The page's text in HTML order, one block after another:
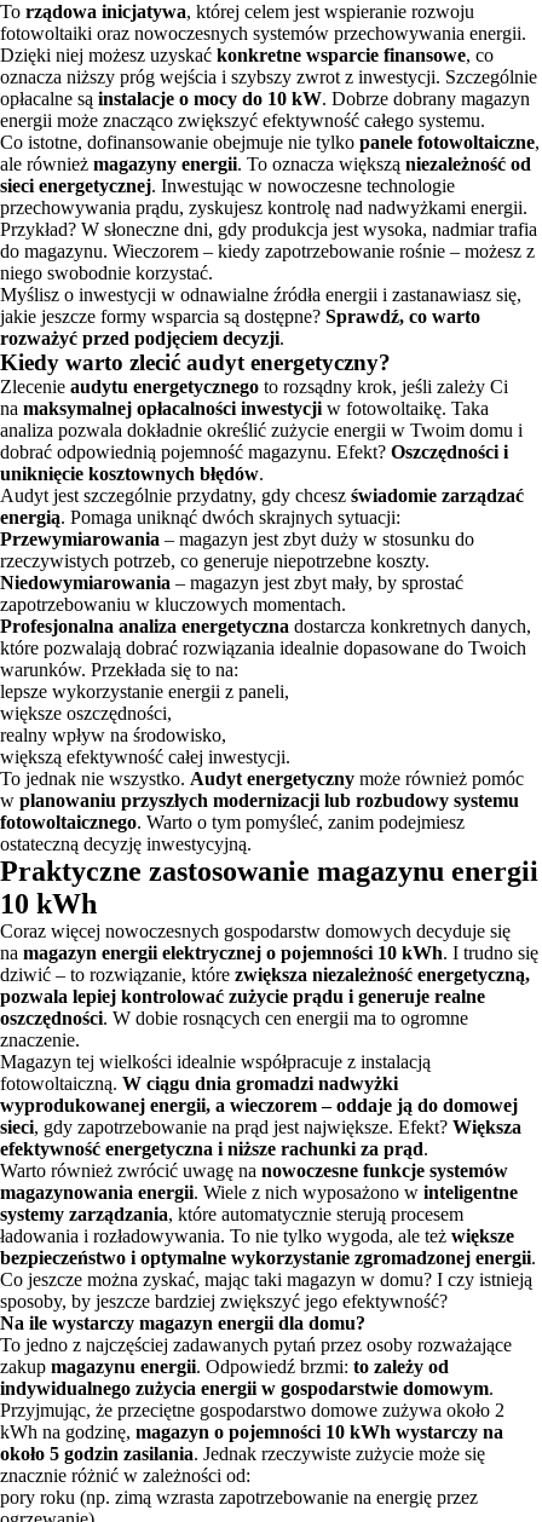
To rządowa inicjatywa, której celem jest wspieranie rozwoju
fotowoltaiki oraz nowoczesnych systemów przechowywania energii.
Dzięki niej możesz uzyskać konkretne wsparcie finansowe, co
oznacza niższy próg wejścia i szybszy zwrot z inwestycji. Szczególnie
opłacalne są instalacje o mocy do 10 kW. Dobrze dobrany magazyn
energii może znacząco zwiększyć efektywność całego systemu.
Co istotne, dofinansowanie obejmuje nie tylko panele fotowoltaiczne,
ale również magazyny energii. To oznacza większą niezależność od
sieci energetycznej. Inwestując w nowoczesne technologie
przechowywania prądu, zyskujesz kontrolę nad nadwyżkami energii.
Przykład? W słoneczne dni, gdy produkcja jest wysoka, nadmiar trafia
do magazynu. Wieczorem – kiedy zapotrzebowanie rośnie – możesz z
niego swobodnie korzystać.
Myślisz o inwestycji w odnawialne źródła energii i zastanawiasz się,
jakie jeszcze formy wsparcia są dostępne? Sprawdź, co warto
rozważyć przed podjęciem decyzji.
Kiedy warto zlecić audyt energetyczny?
Zlecenie audytu energetycznego to rozsądny krok, jeśli zależy Ci
na maksymalnej opłacalności inwestycji w fotowoltaikę. Taka
analiza pozwala dokładnie określić zużycie energii w Twoim domu i
dobrać odpowiednią pojemność magazynu. Efekt? Oszczędności i
uniknięcie kosztownych błędów.
Audyt jest szczególnie przydatny, gdy chcesz świadomie zarządzać
energią. Pomaga uniknąć dwóch skrajnych sytuacji:
Przewymiarowania – magazyn jest zbyt duży w stosunku do
rzeczywistych potrzeb, co generuje niepotrzebne koszty.
Niedowymiarowania – magazyn jest zbyt mały, by sprostać
zapotrzebowaniu w kluczowych momentach.
Profesjonalna analiza energetyczna dostarcza konkretnych danych,
które pozwalają dobrać rozwiązania idealnie dopasowane do Twoich
warunków. Przekłada się to na:
lepsze wykorzystanie energii z paneli,
większe oszczędności,
realny wpływ na środowisko,
większą efektywność całej inwestycji.
To jednak nie wszystko. Audyt energetyczny może również pomóc
w planowaniu przyszłych modernizacji lub rozbudowy systemu
fotowoltaicznego. Warto o tym pomyśleć, zanim podejmiesz
ostateczną decyzję inwestycyjną.
Praktyczne zastosowanie magazynu energii
10 kWh
Coraz więcej nowoczesnych gospodarstw domowych decyduje się
na magazyn energii elektrycznej o pojemności 10 kWh. I trudno się
dziwić – to rozwiązanie, które zwiększa niezależność energetyczną,
pozwala lepiej kontrolować zużycie prądu i generuje realne
oszczędności. W dobie rosnących cen energii ma to ogromne
znaczenie.
Magazyn tej wielkości idealnie współpracuje z instalacją
fotowoltaiczną. W ciągu dnia gromadzi nadwyżki
wyprodukowanej energii, a wieczorem – oddaje ją do domowej
sieci, gdy zapotrzebowanie na prąd jest największe. Efekt? Większa
efektywność energetyczna i niższe rachunki za prąd.
Warto również zwrócić uwagę na nowoczesne funkcje systemów
magazynowania energii. Wiele z nich wyposażono w inteligentne
systemy zarządzania, które automatycznie sterują procesem
ładowania i rozładowywania. To nie tylko wygoda, ale też większe
bezpieczeństwo i optymalne wykorzystanie zgromadzonej energii.
Co jeszcze można zyskać, mając taki magazyn w domu? I czy istnieją
sposoby, by jeszcze bardziej zwiększyć jego efektywność?
Na ile wystarczy magazyn energii dla domu?
To jedno z najczęściej zadawanych pytań przez osoby rozważające
zakup magazynu energii. Odpowiedź brzmi: to zależy od
indywidualnego zużycia energii w gospodarstwie domowym.
Przyjmując, że przeciętne gospodarstwo domowe zużywa około 2
kWh na godzinę, magazyn o pojemności 10 kWh wystarczy na
około 5 godzin zasilania. Jednak rzeczywiste zużycie może się
znacznie różnić w zależności od:
pory roku (np. zimą wzrasta zapotrzebowanie na energię przez